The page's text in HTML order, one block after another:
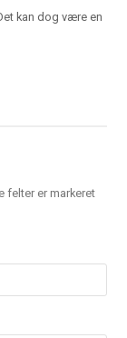
kan dog være en
felter er markeret